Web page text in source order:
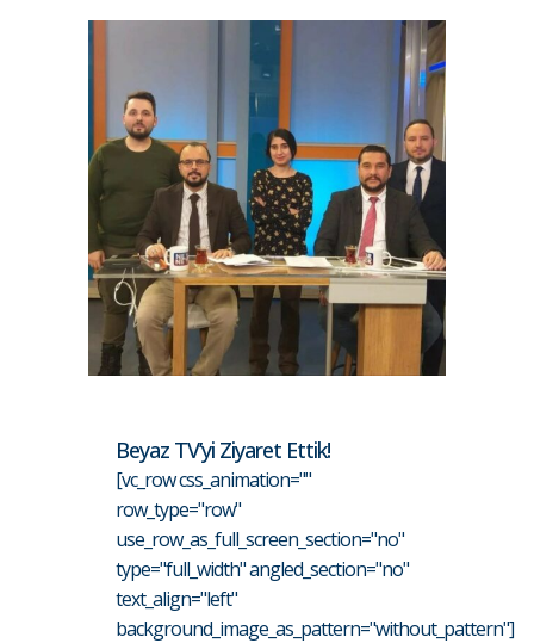
Beyaz TV’yi Ziyaret Ettik!
[vc_row css_animation=""
row_type="row"
use_row_as_full_screen_section="no"
type="full_width" angled_section="no"
text_align="left"
background_image_as_pattern="without_pattern"]